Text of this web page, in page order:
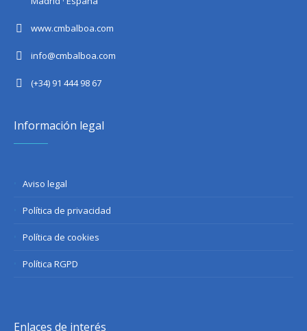
www.cmbalboa.com
info@cmbalboa.com
(+34) 91 444 98 67
Información legal
Aviso legal
Política de privacidad
Política de cookies
Política RGPD
Enlaces de interés